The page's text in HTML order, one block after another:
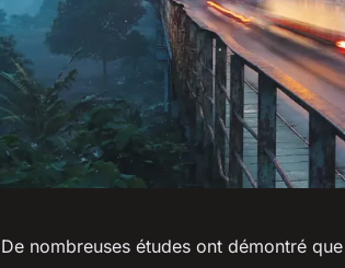
De nombreuses études ont démontré